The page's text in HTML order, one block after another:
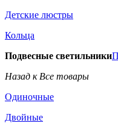
Детские люстры
Кольца
Подвесные светильники
Назад к Все товары
Одиночные
Двойные